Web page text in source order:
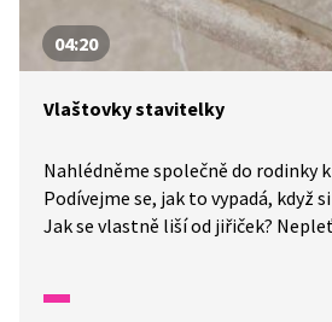
04:20
Vlaštovky stavitelky
Nahlédněme společně do rodinky
Podívejme se, jak to vypadá, když
Jak se vlastně liší od jiřiček?
dokonce moc rády.